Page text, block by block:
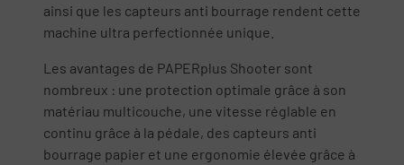
ainsi que les capteurs anti bourrage rendent cette
machine ultra perfectionnée unique.
Les avantages de PAPERplus Shooter sont
nombreux : une protection optimale grâce à son
matériau multicouche, une vitesse réglable en
continu grâce à la pédale, des capteurs anti
bourrage papier et une ergonomie élevée grâce à